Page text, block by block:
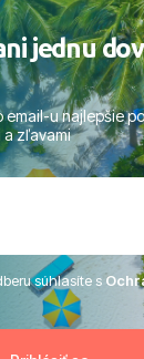
jednu
email-u najlepšie
a zľavami
súhlasíte s